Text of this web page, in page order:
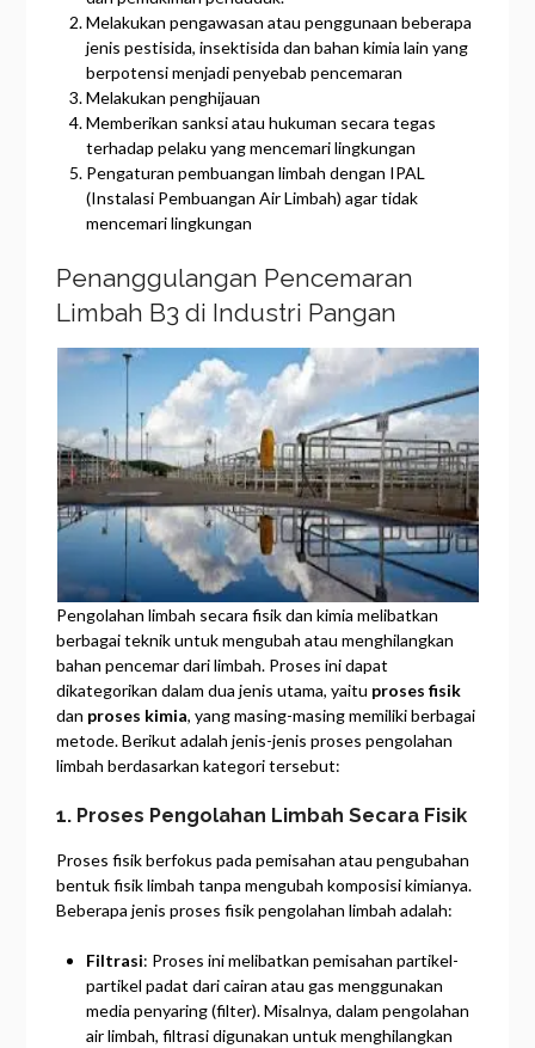
Melakukan pengawasan atau penggunaan beberapa
jenis pestisida, insektisida dan bahan kimia lain yang
berpotensi menjadi penyebab pencemaran
Melakukan penghijauan
Memberikan sanksi atau hukuman secara tegas
terhadap pelaku yang mencemari lingkungan
Pengaturan pembuangan limbah dengan IPAL
(Instalasi Pembuangan Air Limbah) agar tidak
mencemari lingkungan
Penanggulangan Pencemaran
Limbah B3 di Industri Pangan
Pengolahan limbah secara fisik dan kimia melibatkan
berbagai teknik untuk mengubah atau menghilangkan
bahan pencemar dari limbah. Proses ini dapat
dikategorikan dalam dua jenis utama, yaitu proses fisik
dan proses kimia, yang masing-masing memiliki berbagai
metode. Berikut adalah jenis-jenis proses pengolahan
limbah berdasarkan kategori tersebut:
1. Proses Pengolahan Limbah Secara Fisik
Proses fisik berfokus pada pemisahan atau pengubahan
bentuk fisik limbah tanpa mengubah komposisi kimianya.
Beberapa jenis proses fisik pengolahan limbah adalah:
Filtrasi: Proses ini melibatkan pemisahan partikel-
partikel padat dari cairan atau gas menggunakan
media penyaring (filter). Misalnya, dalam pengolahan
air limbah, filtrasi digunakan untuk menghilangkan